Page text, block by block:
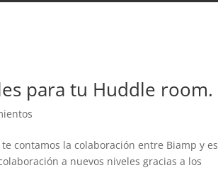
para tu Huddle room.
contamos la colaboración entre Biamp y
a nuevos niveles gracias a los